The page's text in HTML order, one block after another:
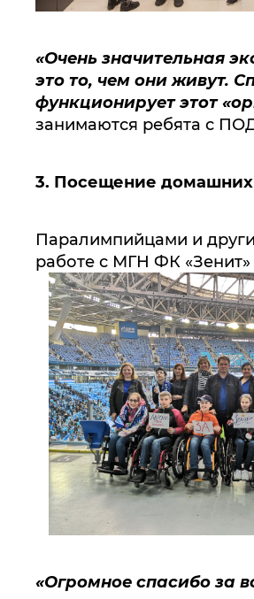
«Очень значительная
это то, чем они живут.
функционирует этот
занимаются ребята с
3. Посещение
Паралимпийцами и
работе с МГН ФК «Зенит»
«Огромное спасибо за